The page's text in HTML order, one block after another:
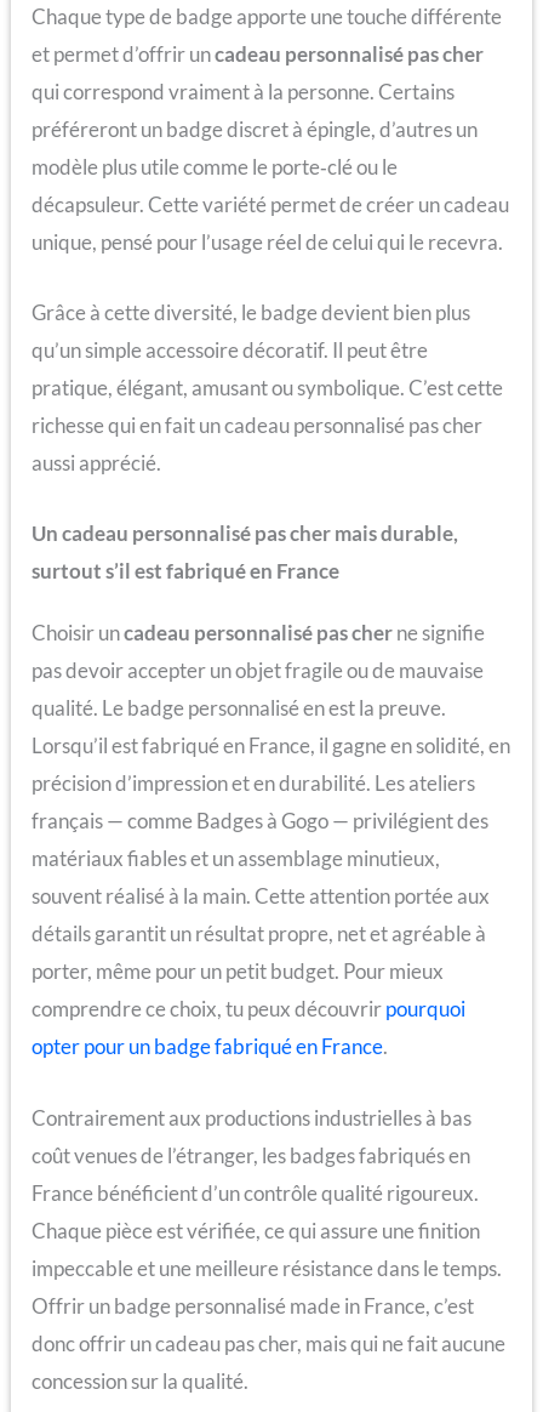
Chaque type de badge apporte une touche différente
et permet d’offrir uncadeau personnalisé pas cher
qui correspond vraiment à la personne. Certains
préféreront un badge discret à épingle, d’autres un
modèle plus utile comme le porte‑clé ou le
décapsuleur. Cette variété permet de créer un cadeau
unique, pensé pour l’usage réel de celui qui le recevra.
Grâce à cette diversité, le badge devient bien plus
qu’un simple accessoire décoratif. Il peut être
pratique, élégant, amusant ou symbolique. C’est cette
richesse qui en fait un cadeau personnalisé pas cher
aussi apprécié.
Un cadeau personnalisé pas cher mais durable,
surtout s’il est fabriqué en France
Choisir uncadeau personnalisé pas cherne signifie
pas devoir accepter un objet fragile ou de mauvaise
qualité. Le badge personnalisé en est la preuve.
Lorsqu’il est fabriqué en France, il gagne en solidité, en
précision d’impression et en durabilité. Les ateliers
français — comme Badges à Gogo — privilégient des
matériaux fiables et un assemblage minutieux,
souvent réalisé à la main. Cette attention portée aux
détails garantit un résultat propre, net et agréable à
porter, même pour un petit budget. Pour mieux
comprendre ce choix, tu peux découvrirpourquoi
opter pour un badge fabriqué en France.
Contrairement aux productions industrielles à bas
coût venues de l’étranger, les badges fabriqués en
France bénéficient d’un contrôle qualité rigoureux.
Chaque pièce est vérifiée, ce qui assure une finition
impeccable et une meilleure résistance dans le temps.
Offrir un badge personnalisé made in France, c’est
donc offrir un cadeau pas cher, mais qui ne fait aucune
concession sur la qualité.